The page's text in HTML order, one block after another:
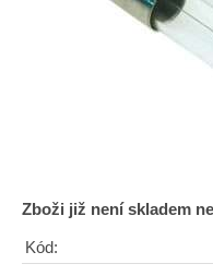
Zboži již není skladem
Kód: